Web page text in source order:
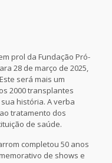
prol da Fundação Pró-
28 de março de 2025,
será mais um
2000 transplantes
história. A verba
tratamento dos
de saúde.
completou 50 anos
de shows e